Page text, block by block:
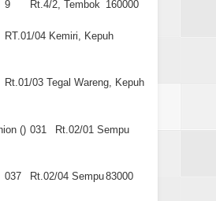
9 Rt.4/2, Tembok 160000
RT.01/04 Kemiri, Kepuh
Rt.01/03 Tegal Wareng, Kepuh
() 031
Rt.02/01 Sempu
037 Rt.02/04 Sempu83000